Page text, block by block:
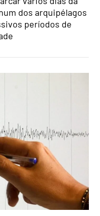
dos arquipélagos
períodos de